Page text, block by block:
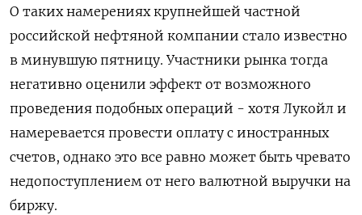
О таких намерениях крупнейшей частной
российской нефтяной компании стало известно
в минувшую пятницу. Участники рынка тогда
негативно оценили эффект от возможного
проведения подобных операций - хотя Лукойл и
намеревается провести оплату с иностранных
счетов, однако это все равно может быть чревато
недопоступлением от него валютной выручки на
биржу.